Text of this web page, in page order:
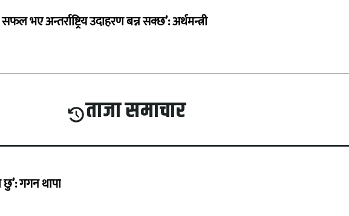
सफल भए अन्तर्राष्ट्रिय उदाहरण बन्न सक्छ’: अर्थमन्त्री
ताजा समाचार
गगन थापा